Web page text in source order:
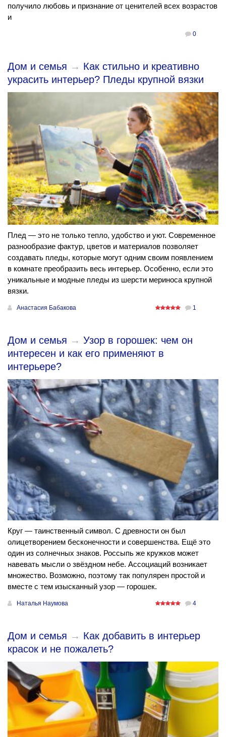
получило любовь и признание от ценителей всех возрастов
и
0
Дом и семья → Как стильно и креативно
украсить интерьер? Пледы крупной вязки
Плед — это не только тепло, удобство и уют. Современное
разнообразие фактур, цветов и материалов позволяет
создавать пледы, которые могут одним своим появлением
в комнате преобразить весь интерьер. Особенно, если это
уникальные и модные пледы из шерсти мериноса крупной
вязки.
Анастасия Бабакова 1
Дом и семья → Узор в горошек: чем он
интересен и как его применяют в
интерьере?
Круг — таинственный символ. С древности он был
олицетворением бесконечности и совершенства. Ещё это
один из солнечных знаков. Россыпь же кружков может
навевать мысли о звёздном небе. Ассоциаций возникает
множество. Возможно, поэтому так популярен простой и
вместе с тем изысканный узор — горошек.
Наталья Наумова 4
Дом и семья → Как добавить в интерьер
красок и не пожалеть?